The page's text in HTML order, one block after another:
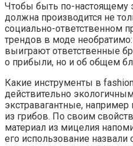
Чтобы быть по-настоящему
должна производится не
социально-ответственном
трендов в моде
выиграют ответственные
о прибыли, но и об общем
Какие инструменты в
действительно
экстравагантные,
из грибов. По своим
материал из мицелия
его использование